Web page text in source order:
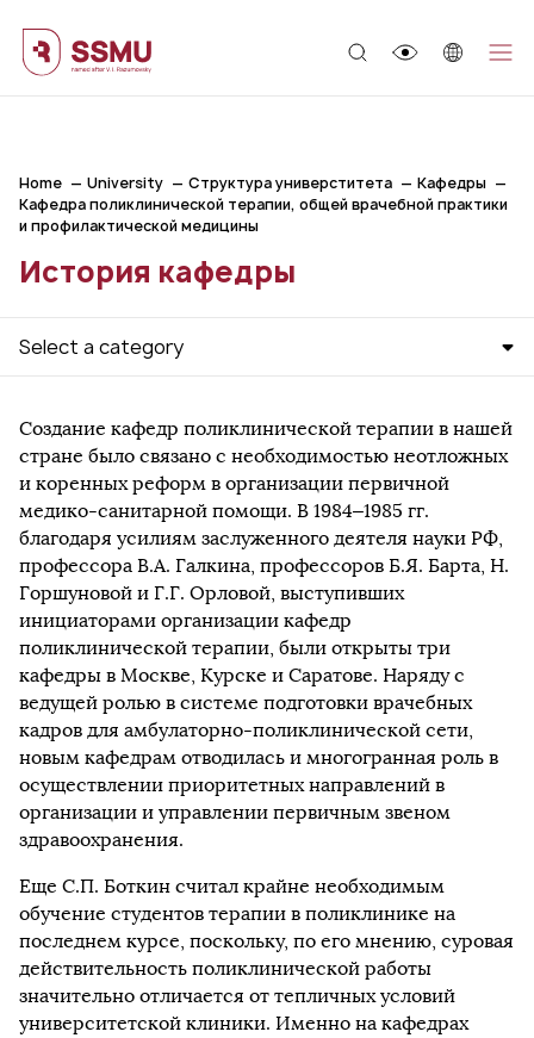
Home University Структура универститета
Кафедры
Кафедра поликлинической терапии, общей врачебной практики
и профилактической медицины
История кафедры
Select a category
Создание кафедр поликлинической терапии в нашей
стране было связано с необходимостью неотложных
и коренных реформ в организации первичной
медико-санитарной помощи. В 1984–1985 гг.
благодаря усилиям заслуженного деятеля науки РФ,
профессора В.А. Галкина, профессоров Б.Я. Барта, Н.
Горшуновой и Г.Г. Орловой, выступивших
инициаторами организации кафедр
поликлинической терапии, были открыты три
кафедры в Москве, Курске и Саратове. Наряду с
ведущей ролью в системе подготовки врачебных
кадров для амбулаторно-поликлинической сети,
новым кафедрам отводилась и многогранная роль в
осуществлении приоритетных направлений в
организации и управлении первичным звеном
здравоохранения.
Еще С.П. Боткин считал крайне необходимым
обучение студентов терапии в поликлинике на
последнем курсе, поскольку, по его мнению, суровая
действительность поликлинической работы
значительно отличается от тепличных условий
университетской клиники. Именно на кафедрах